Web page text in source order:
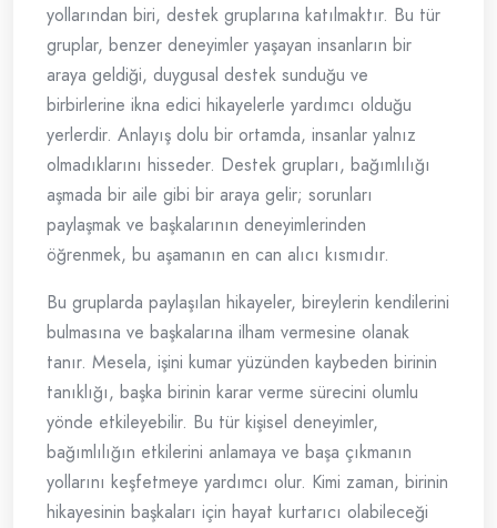
yollarından biri, destek gruplarına katılmaktır. Bu tür
gruplar, benzer deneyimler yaşayan insanların bir
araya geldiği, duygusal destek sunduğu ve
birbirlerine ikna edici hikayelerle yardımcı olduğu
yerlerdir. Anlayış dolu bir ortamda, insanlar yalnız
olmadıklarını hisseder. Destek grupları, bağımlılığı
aşmada bir aile gibi bir araya gelir; sorunları
paylaşmak ve başkalarının deneyimlerinden
öğrenmek, bu aşamanın en can alıcı kısmıdır.
Bu gruplarda paylaşılan hikayeler, bireylerin kendilerini
bulmasına ve başkalarına ilham vermesine olanak
tanır. Mesela, işini kumar yüzünden kaybeden birinin
tanıklığı, başka birinin karar verme sürecini olumlu
yönde etkileyebilir. Bu tür kişisel deneyimler,
bağımlılığın etkilerini anlamaya ve başa çıkmanın
yollarını keşfetmeye yardımcı olur. Kimi zaman, birinin
hikayesinin başkaları için hayat kurtarıcı olabileceği